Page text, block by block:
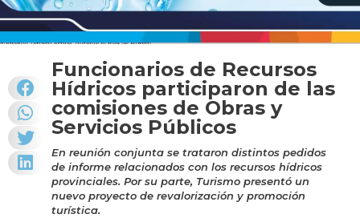
Funcionarios de Recursos
Hídricos participaron de las
comisiones de Obras y
Servicios Públicos
En reunión conjunta se trataron distintos pedidos
de informe relacionados con los recursos hídricos
provinciales. Por su parte, Turismo presentó un
nuevo proyecto de revalorización y promoción
turística.